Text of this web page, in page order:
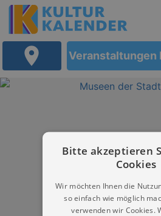
Veranstaltungen
Bitte akzeptieren
Cookies
Wir möchten Ihnen die
so einfach wie möglich
verwenden wir Cookies.